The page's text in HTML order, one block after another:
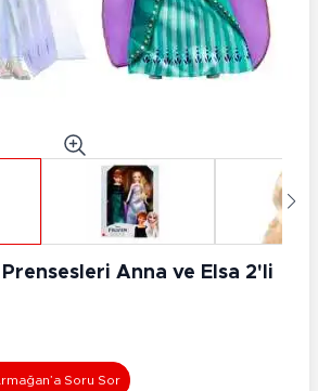
Anna ve Elsa 2'li
Soru Sor